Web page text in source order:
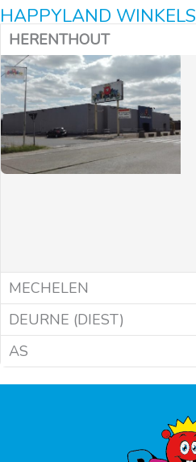
HAPPYLAND WINKELS
HERENTHOUT
MECHELEN
DEURNE (DIEST)
AS